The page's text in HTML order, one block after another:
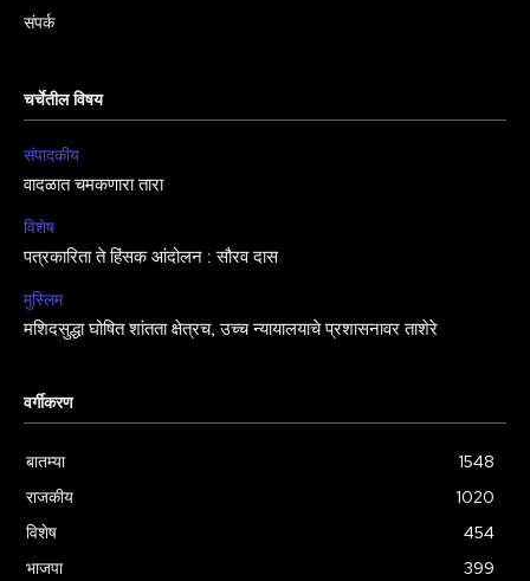
संपर्क
चर्चेतील विषय
संपादकीय
वादळात चमकणारा तारा
विशेष
पत्रकारिता ते हिंसक आंदोलन : सौरव दास
मुस्लिम
मशिदसुद्धा घोषित शांतता क्षेत्रच, उच्च न्यायालयाचे प्रशासनावर ताशेरे
वर्गीकरण
बातम्या
1548
राजकीय
1020
विशेष
454
भाजपा
399